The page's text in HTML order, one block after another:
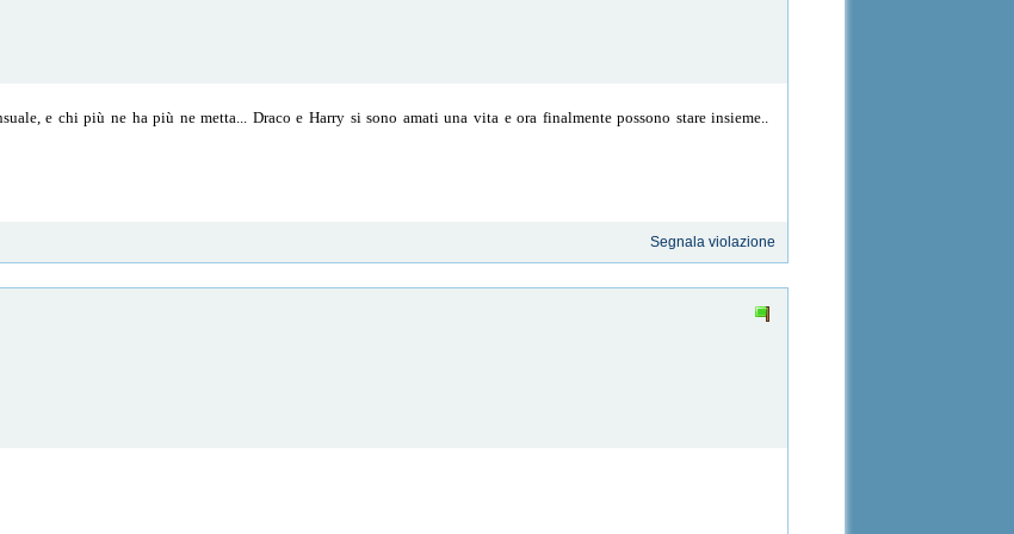
e chi più ne ha più ne metta... Draco e Harry si sono amati una vita e ora finalmente possono stare insieme..
Segnala violazione